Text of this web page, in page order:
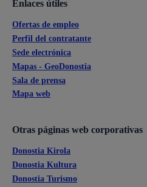
Enlaces útiles
Ofertas de empleo
Perfil del contratante
Sede electrónica
Mapas - GeoDonostia
Sala de prensa
Mapa web
Otras páginas web corporativas
Donostia Kirola
Donostia Kultura
Donostia Turismo